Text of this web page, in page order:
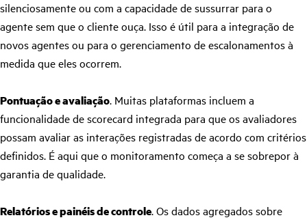
silenciosamente ou com a capacidade de sussurrar para o
agente sem que o cliente ouça. Isso é útil para a integração de
novos agentes ou para o gerenciamento de escalonamentos à
medida que eles ocorrem.
Pontuação e avaliação. Muitas plataformas incluem a
funcionalidade de scorecard integrada para que os avaliadores
possam avaliar as interações registradas de acordo com critérios
definidos. É aqui que o monitoramento começa a se sobrepor à
garantia de qualidade.
Relatórios e painéis de controle. Os dados agregados sobre